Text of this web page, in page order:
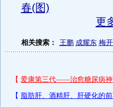
春(图)
更
相关搜索： 王鹏 成耀东 梅